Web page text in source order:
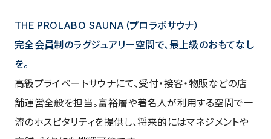
THE PROLABO SAUNA（プロラボサウナ）
完全会員制のラグジュアリー空間で、最上級のおもてなし
を。
高級プライベートサウナにて、受付・接客・物販などの店
舗運営全般を担当。富裕層や著名人が利用する空間で一
流のホスピタリティを提供し、将来的にはマネジメントや